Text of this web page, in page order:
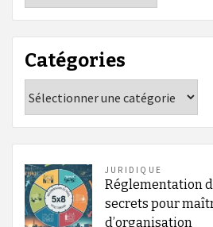
Catégories
JURIDIQUE
Réglementation
secrets pour
d’organisation